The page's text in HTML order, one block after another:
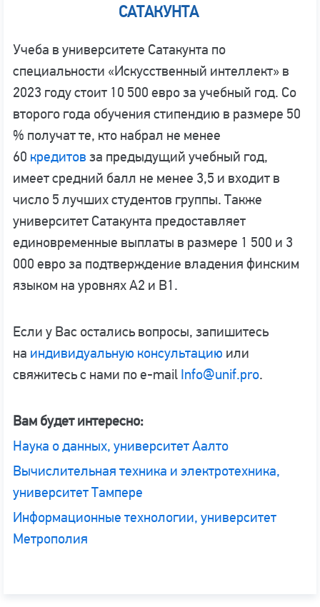
САТАКУНТА
Учеба в университете Сатакунта по
специальности «Искусственный интеллект» в
2023 году стоит 10 500 евро за учебный год. Со
второго года обучения стипендию в размере 50
% получат те, кто набрал не менее
60 кредитов за предыдущий учебный год,
имеет средний балл не менее 3,5 и входит в
число 5 лучших студентов группы. Также
университет Сатакунта предоставляет
единовременные выплаты в размере 1 500 и 3
000 евро за подтверждение владения финским
языком на уровнях A2 и B1.
Если у Вас остались вопросы, запишитесь
на индивидуальную консультацию или
свяжитесь с нами по e-mail Info@unif.pro.
Вам будет интересно:
Наука о данных, университет Аалто
Вычислительная техника и электротехника,
университет Тампере
Информационные технологии, университет
Метрополия